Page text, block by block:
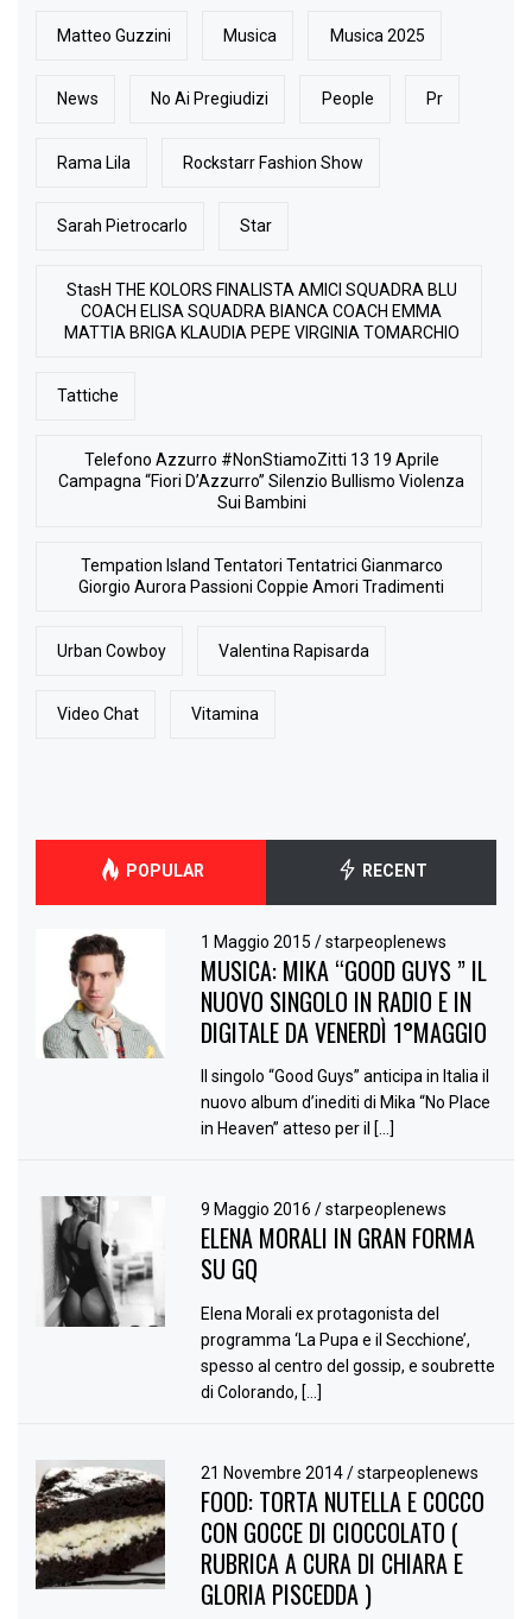
Matteo Guzzini Musica Musica 2025
News No Ai Pregiudizi People Pr
Rama Lila Rockstarr Fashion Show
Sarah Pietrocarlo Star
StasH THE KOLORS FINALISTA AMICI SQUADRA BLU
COACH ELISA SQUADRA BIANCA COACH EMMA
MATTIA BRIGA KLAUDIA PEPE VIRGINIA TOMARCHIO
Tattiche
Telefono Azzurro #NonStiamoZitti 13 19 Aprile
Campagna “Fiori D’Azzurro” Silenzio Bullismo Violenza
Sui Bambini
Tempation Island Tentatori Tentatrici Gianmarco
Giorgio Aurora Passioni Coppie Amori Tradimenti
Urban Cowboy Valentina Rapisarda
Video Chat Vitamina
POPULAR RECENT
1 Maggio 2015/ starpeoplenews
MUSICA: MIKA “GOOD GUYS ” IL
NUOVO SINGOLO IN RADIO E IN
DIGITALE DA VENERDÌ 1°MAGGIO
Il singolo “Good Guys” anticipa in Italia il
nuovo album d’inediti di Mika “No Place
in Heaven” atteso per il […]
9 Maggio 2016/ starpeoplenews
ELENA MORALI IN GRAN FORMA
SU GQ
Elena Morali ex protagonista del
programma ‘La Pupa e il Secchione’,
spesso al centro del gossip, e soubrette
di Colorando, […]
21 Novembre 2014/ starpeoplenews
FOOD: TORTA NUTELLA E COCCO
CON GOCCE DI CIOCCOLATO (
RUBRICA A CURA DI CHIARA E
GLORIA PISCEDDA )